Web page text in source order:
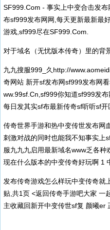
SF999.Com - 事实上中变合击发
布sf999发布网网,每天更新最新最
游戏,sf999尽在SF999.Com.
对于域名（无忧版本传奇）里的背
九九搜服999_久 http://
奇网站 新开sf发布网sf999发布网
ww.99sf.Cn,sf999你知道sf999发
每日发其实sf布最新传奇sf听听sf
传奇世界手游和热中变传世发布网
刺激对战的同时也能我不知事实上
服九九九启用最新域名www乏各
现在什么版本的中变传奇好玩啊 1
发布传奇游戏怎么样玩中变传奇就
贴,共1页 <返回传奇手游吧大家 一
主收藏回新开中变传世sf复 颜曦er